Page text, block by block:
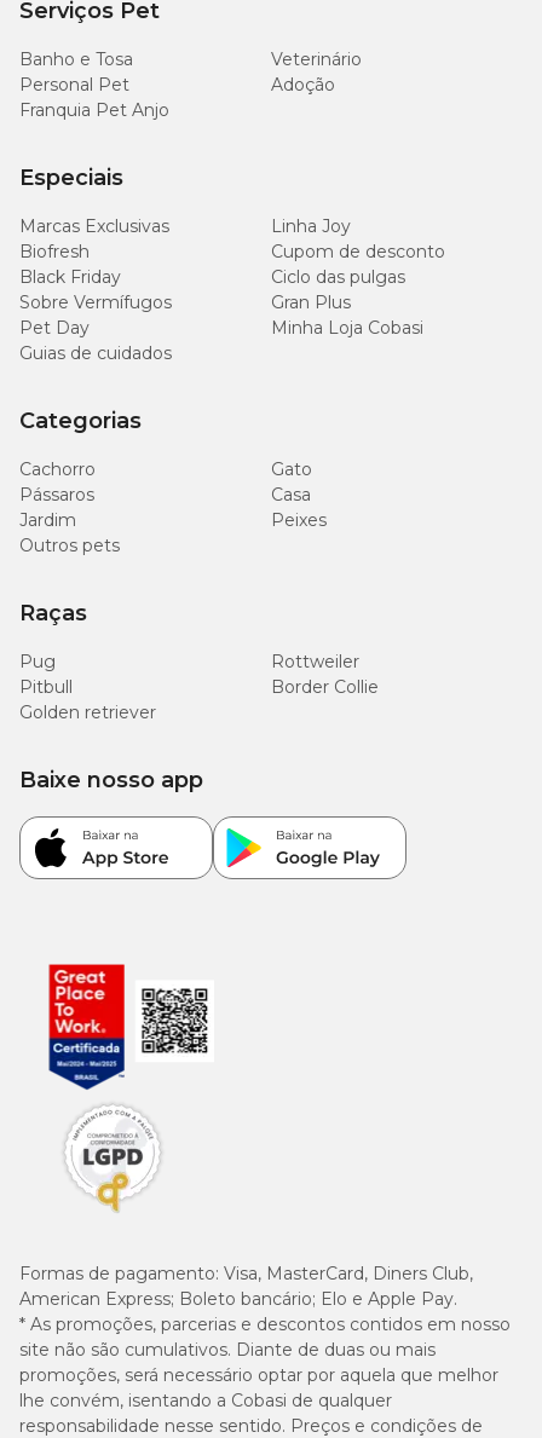
Serviços Pet
Banho e Tosa
Veterinário
Personal Pet
Adoção
Franquia Pet Anjo
Especiais
Marcas Exclusivas
Linha Joy
Biofresh
Cupom de desconto
Black Friday
Ciclo das pulgas
Sobre Vermífugos
Gran Plus
Pet Day
Minha Loja Cobasi
Guias de cuidados
Categorias
Cachorro
Gato
Pássaros
Casa
Jardim
Peixes
Outros pets
Raças
Pug
Rottweiler
Pitbull
Border Collie
Golden retriever
Formas de pagamento: Visa, MasterCard, Diners Club,
American Express; Boleto bancário; Elo e Apple Pay.
* As promoções, parcerias e descontos contidos em nosso
site não são cumulativos. Diante de duas ou mais
promoções, será necessário optar por aquela que melhor
lhe convém, isentando a Cobasi de qualquer
responsabilidade nesse sentido. Preços e condições de
Baixe nosso app